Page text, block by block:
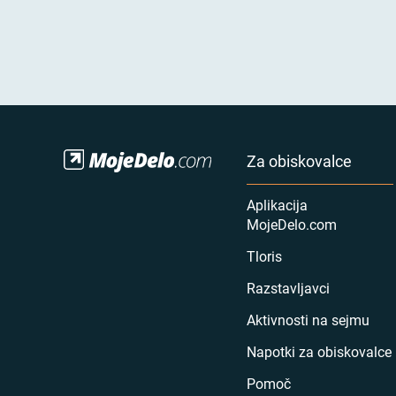
Za obiskovalce
Aplikacija
MojeDelo.com
Tloris
Razstavljavci
Aktivnosti na sejmu
Napotki za obiskovalce
Pomoč